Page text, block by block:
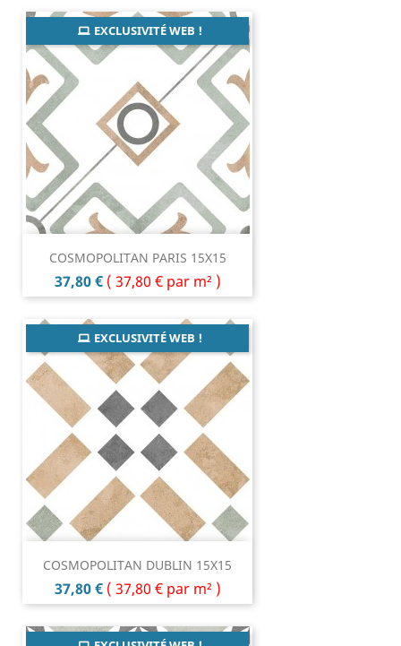
COSMOPOLITAN PARIS 15X15
Prix
37,80 € ( 37,80 € par m² )
EXCLUSIVITÉ WEB !
COSMOPOLITAN DUBLIN 15X15
Prix
37,80 € ( 37,80 € par m² )
EXCLUSIVITÉ WEB !